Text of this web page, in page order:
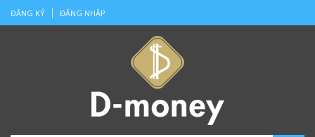
ĐĂNG KÝ ĐĂNG NHẬP